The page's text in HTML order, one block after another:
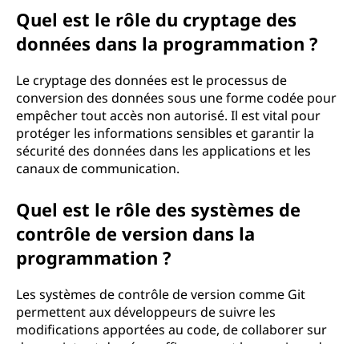
Quel est le rôle du cryptage des
données dans la programmation ?
Le cryptage des données est le processus de
conversion des données sous une forme codée pour
empêcher tout accès non autorisé. Il est vital pour
protéger les informations sensibles et garantir la
sécurité des données dans les applications et les
canaux de communication.
Quel est le rôle des systèmes de
contrôle de version dans la
programmation ?
Les systèmes de contrôle de version comme Git
permettent aux développeurs de suivre les
modifications apportées au code, de collaborer sur